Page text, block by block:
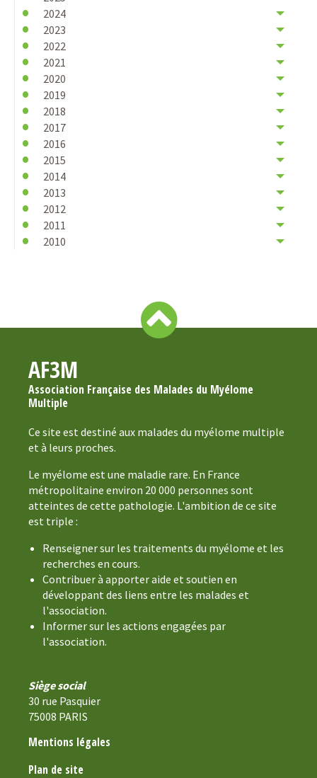
2024
2023
2022
2021
2020
2019
2018
2017
2016
2015
2014
2013
2012
2011
2010
AF3M
Association Française des Malades du Myélome
Multiple
Ce site est destiné aux malades du myélome multiple
et à leurs proches.
Le myélome est une maladie rare. En France
métropolitaine environ 20 000 personnes sont
atteintes de cette pathologie. L'ambition de ce site
est triple :
Renseigner sur les traitements du myélome et les
recherches en cours.
Contribuer à apporter aide et soutien en
développant des liens entre les malades et
l'association.
Informer sur les actions engagées par
l'association.
Siège social
30 rue Pasquier
75008 PARIS
Mentions légales
Plan de site